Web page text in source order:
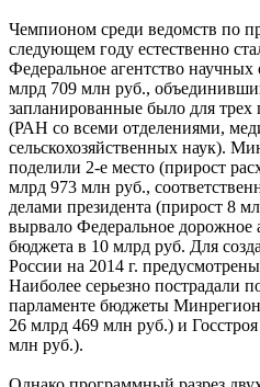
Чемпионом среди ведомств по
следующем году естественно
Федеральное агентство
млрд 709 млн руб.,
запланированные было для трех
(РАН со всеми отделениями,
сельскохозяйственных наук).
поделили 2-е место (прирост
млрд 973 млн руб.,
делами президента (прирост 8
вырвало Федеральное дорожное
бюджета в 10 млрд руб. Для
России на 2014 г.
Наиболее серьезно пострадали
парламенте бюджеты
26 млрд 469 млн руб.) и
млн руб.).